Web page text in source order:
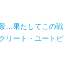
…果たしてこの戦
リート・ユートピ